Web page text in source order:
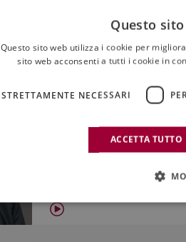
“Dovremmo cercare di
sotto un numero minore
L'APPROFONDIMENTO
taglio rese o estirpi, ogni
Questo
Questo sito web utilizza i cookie per
sito web acconsenti a tutti i cookie in
STRETTAMENTE NECESSARI
ACCETTA TUTTO